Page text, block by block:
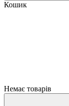
Кошик
Немає товарів